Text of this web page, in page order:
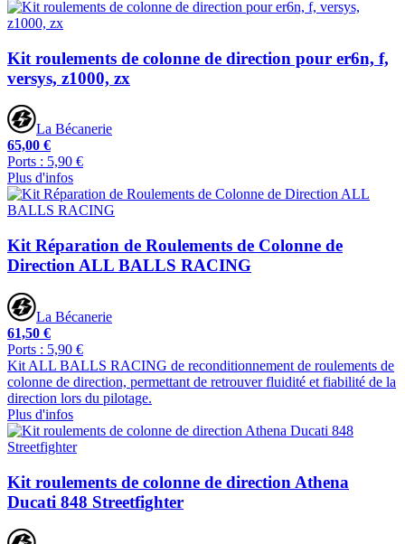
Kit roulements de colonne de direction pour er6n, f,
versys, z1000, zx
La Bécanerie
65,00 €
Ports : 5,90 €
Plus d'infos
Kit Réparation de Roulements de Colonne de
Direction ALL BALLS RACING
La Bécanerie
61,50 €
Ports : 5,90 €
Kit ALL BALLS RACING de reconditionnement de roulements de
colonne de direction, permettant de retrouver fluidité et fiabilité de la
direction lors du pilotage.
Plus d'infos
Kit roulements de colonne de direction Athena
Ducati 848 Streetfighter